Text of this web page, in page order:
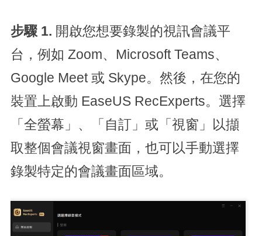
步驟 1. 開啟您想要錄製的視訊會議平
台，例如 Zoom、Microsoft Teams、
Google Meet 或 Skype。然後，在您的
裝置上啟動 EaseUS RecExperts。選擇
「全螢幕」、「自訂」或「視窗」以擷
取整個會議視窗畫面，也可以手動選擇
錄製特定的會議畫面區域。